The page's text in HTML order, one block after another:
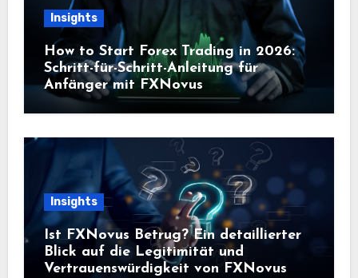
Insights
How to Start Forex Trading in 2026:
Schritt-für-Schritt-Anleitung für
Anfänger mit FXNovus
Insights
Ist FXNovus Betrug? Ein detaillierter
Blick auf die Legitimität und
Vertrauenswürdigkeit von FXNovus